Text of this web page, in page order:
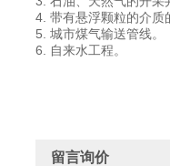
4. 带有悬浮颗粒的介质
5. 城市煤气输送管线。
6. 自来水工程。
留言询价